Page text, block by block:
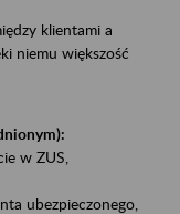
klientami a
niemu większość
w ZUS,
ubezpieczonego,